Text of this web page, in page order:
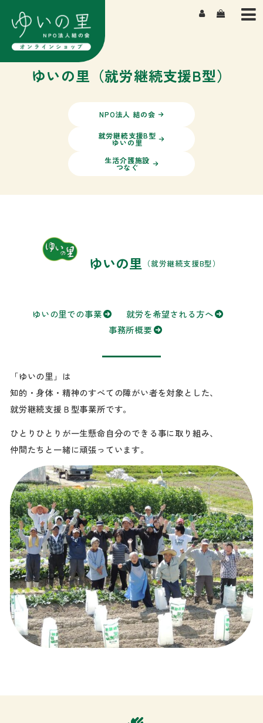
よもぎ湯について
よくある質問
ゆいの里（就労継続支援B型）
NPO法人 結の会
就労継続支援B型
ゆいの里
生活介護施設
つなぐ
ゆいの里 （就労継続支援B型）
ゆいの里での事業
就労を希望される方へ
事務所概要
「ゆいの里」は
知的・身体・精神のすべての障がい者を対象とした、
就労継続支援Ｂ型事業所です。
ひとりひとりが一生懸命自分のできる事に取り組み、
仲間たちと一緒に頑張っています。